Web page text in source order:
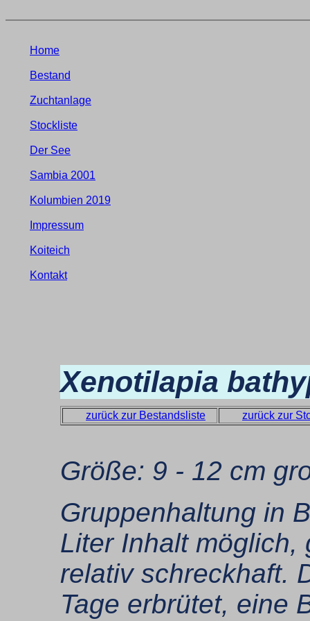
Home
Bestand
Zuchtanlage
Stockliste
Der See
Sambia 2001
Kolumbien 2019
Impressum
Koiteich
Kontakt
Xenotilapia
zurück zur Bestandsliste zurück zur
Größe: 9 - 12 cm
Gruppenhaltung in
Liter Inhalt möglich,
relativ schreckhaft.
Tage erbrütet, eine